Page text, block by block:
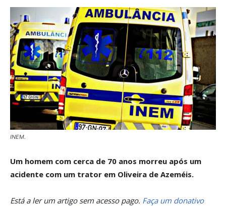
INEM.
Um homem com cerca de 70 anos morreu após um
acidente com um trator em Oliveira de Azeméis.
Está a ler um artigo sem acesso pago. Faça um donativo